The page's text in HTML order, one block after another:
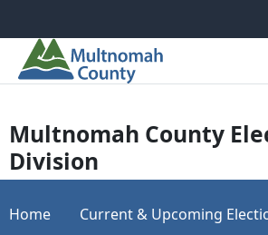
Multnomah County
Division
Home Current & Upcoming